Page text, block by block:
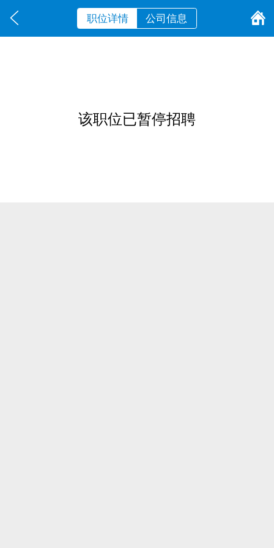
职位详情 公司信息
该职位已暂停招聘